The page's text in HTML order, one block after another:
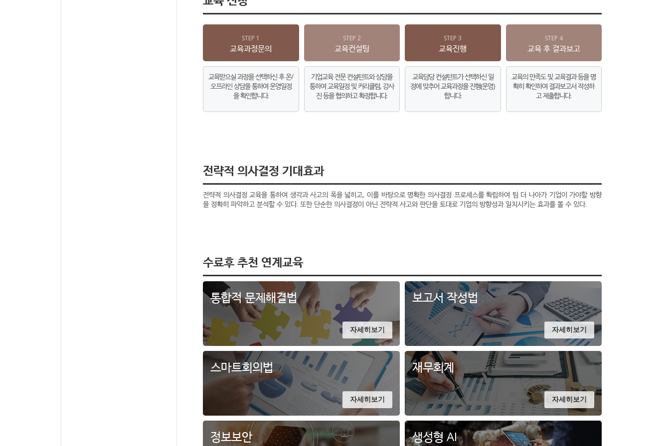
STEP 1
교육과정문의
교육받으실 과정을 선택하신 후 온/
오프라인 상담을 통하여 운영일정
을 확인합니다.
STEP 2
교육컨설팅
기업교육 전문 컨설턴트와 상담을
통하여 교육일정 및 커리큘럼, 강사
진 등을 협의하고 확정합니다.
STEP 3
교육진행
교육담당 컨설턴트가 선택하신 일
정에 맞추어 교육과정을 진행(운영)
합니다.
STEP 4
교육 후 결과보고
교육의 만족도 및 교육결과 등을 명
확히 확인하여 결과보고서 작성하
고 제출합니다.
전략적 의사결정 기대효과
전략적 의사결정 교육을 통하여 생각과 사고의 폭을 넓히고, 이를 바탕으로 명확한 의사결정 프로세스를 확립하여 팀 더 나아가 기업이 가야할 방향
을 정확히 파악하고 분석할 수 있다. 또한 단순한 의사결정이 아닌 전략적 사고와 판단을 토대로 기업의 방향성과 일치시키는 효과를 볼 수 있다.
수료후 추천 연계교육
통합적 문제해결법
자세히보기
보고서 작성법
자세히보기
스마트회의법
자세히보기
재무회계
자세히보기
정보보안 생성형 AI